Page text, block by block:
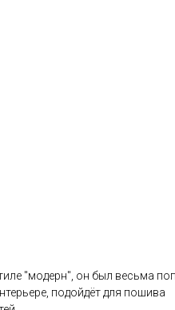
"модерн", он был весьма
подойдёт для пошива